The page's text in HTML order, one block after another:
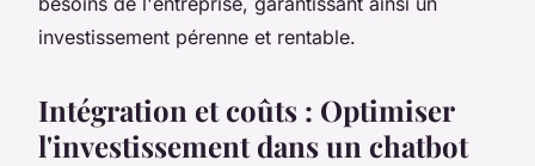
investissement pérenne et rentable.
Intégration et coûts : Optimiser
l'investissement dans un chatbot